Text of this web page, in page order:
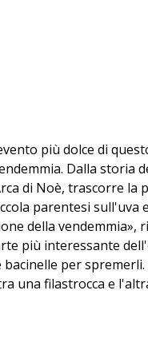
più dolce di
Dalla storia
di Noè, trascorre la
parentesi
della vendemmia»,
più interessante
per
una filastrocca e